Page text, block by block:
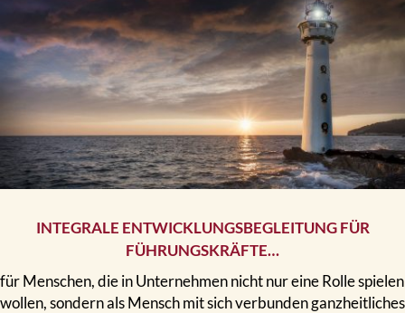
INTEGRALE ENTWICKLUNGSBEGLEITUNG FÜR
FÜHRUNGSKRÄFTE…
für Menschen, die in Unternehmen nicht nur eine Rolle spielen
wollen, sondern als Mensch mit sich verbunden ganzheitliches